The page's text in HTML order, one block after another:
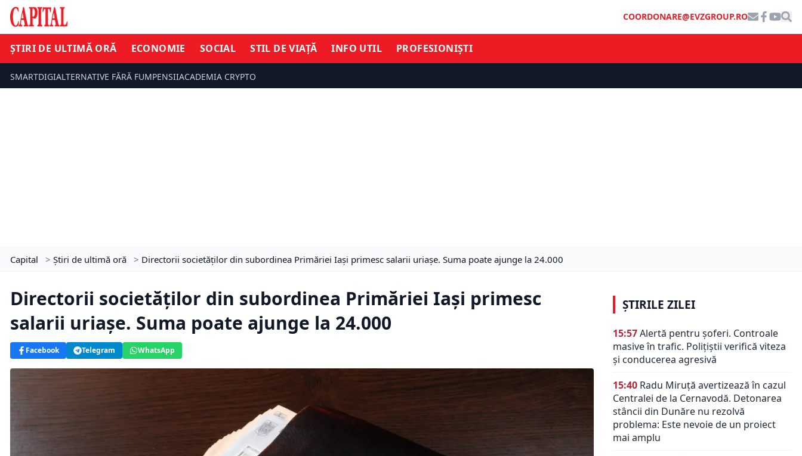
COORDONARE@EVZGROUP.RO
ȘTIRI DE ULTIMĂ ORĂ ECONOMIE SOCIAL STIL DE VIAȚĂ INFO UTIL PROFESIONIȘTI
SMARTDIGIALTERNATIVE FĂRĂ FUMPENSIIACADEMIA CRYPTO
Capital > Știri de ultimă oră > Directorii societăților din subordinea Primăriei Iași primesc salarii uriașe. Suma poate ajunge la 24.000
Directorii societăților din subordinea Primăriei Iași primesc
salarii uriașe. Suma poate ajunge la 24.000
Facebook Telegram WhatsApp
ȘTIRILE ZILEI
15:57Alertă pentru șoferi. Controale
masive în trafic. Polițiștii verifică viteza
și conducerea agresivă
15:40 Radu Miruță avertizează în cazul
Centralei de la Cernavodă. Detonarea
stâncii din Dunăre nu rezolvă
problema: Este nevoie de un proiect
mai amplu